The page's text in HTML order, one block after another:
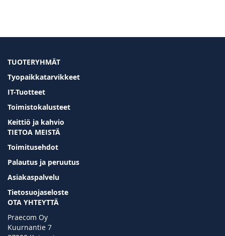
TUOTERYHMÄT
Tyopaikkatarvikkeet
IT-Tuotteet
Toimistokalusteet
Keittiö ja kahvio
TIETOA MEISTÄ
Toimitusehdot
Palautus ja peruutus
Asiakaspalvelu
Tietosuojaseloste
OTA YHTEYTTÄ
Praecom Oy
Kuurnantie 7